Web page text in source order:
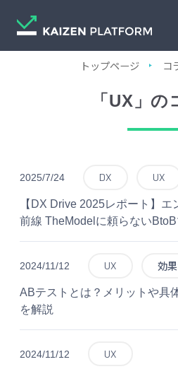
トップページ コ
「UX」の
2025/7/24 DX UX
【DX Drive 2025レポート】
前線 TheModelに頼らない
2024/11/12 UX 効
ABテストとは？メリットや具
を解説
2024/11/12 UX